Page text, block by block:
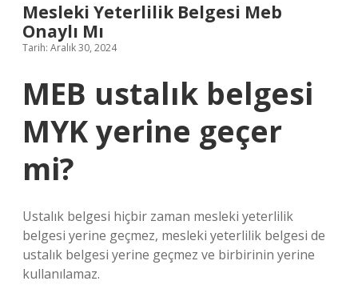
Mesleki Yeterlilik Belgesi Meb
Onaylı Mı
Tarih: Aralık 30, 2024
MEB ustalık belgesi
MYK yerine geçer
mi?
Ustalık belgesi hiçbir zaman mesleki yeterlilik
belgesi yerine geçmez, mesleki yeterlilik belgesi de
ustalık belgesi yerine geçmez ve birbirinin yerine
kullanılamaz.